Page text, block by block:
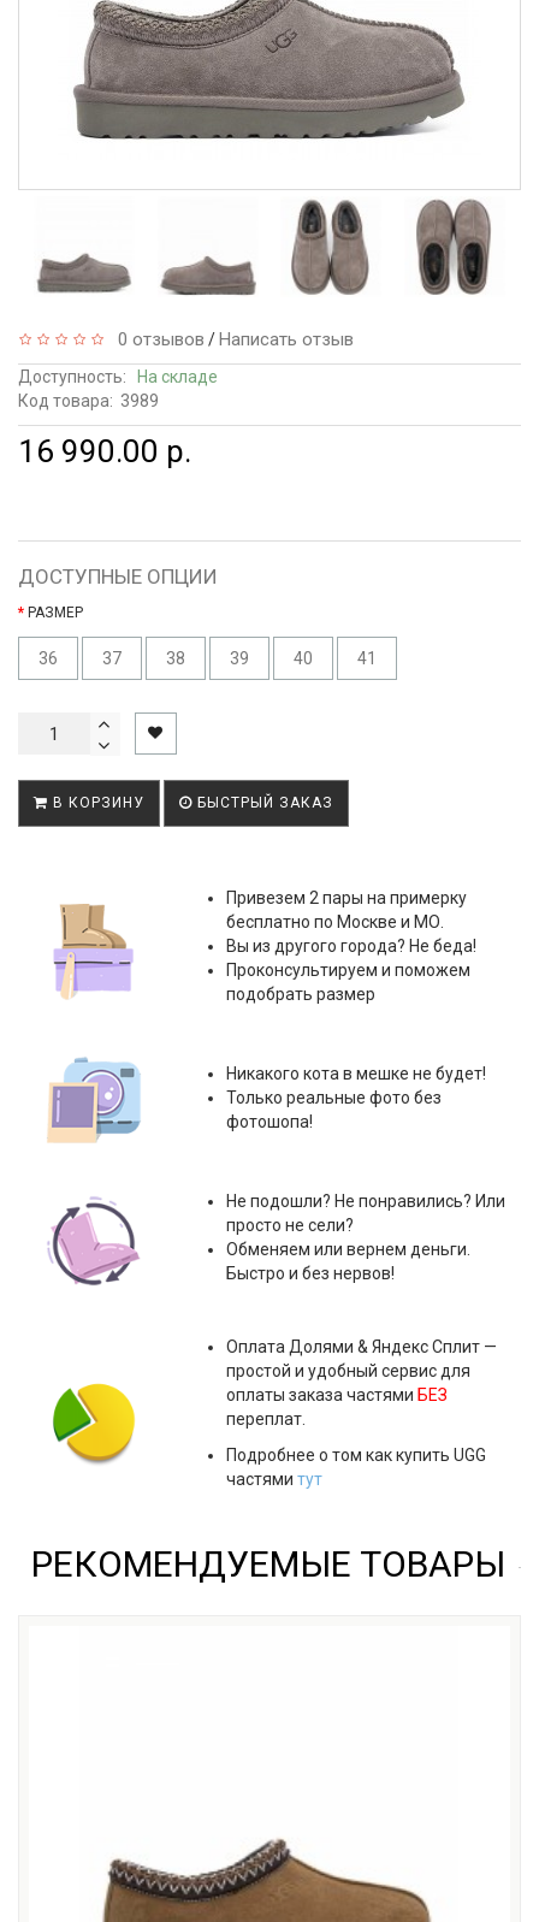
0 отзывов /Написать отзыв
Доступность:
На складе
Код товара: 3989
16 990.00 р.
ДОСТУПНЫЕ ОПЦИИ
РАЗМЕР
36 37 38 39 40 41
В КОРЗИНУ БЫСТРЫЙ ЗАКАЗ
Привезем 2 пары на примерку
бесплатно по Москве и МО.
Вы из другого города? Не беда!
Проконсультируем и поможем
подобрать размер
Никакого кота в мешке не будет!
Только реальные фото без
фотошопа!
Не подошли? Не понравились? Или
просто не сели?
Обменяем или вернем деньги.
Быстро и без нервов!
ОплатаДолями & Яндекс Сплит —
простой и удобный сервис для
оплаты заказа частями БЕЗ
переплат.
Подробнее о том как купить UGG
частями тут
РЕКОМЕНДУЕМЫЕ ТОВАРЫ